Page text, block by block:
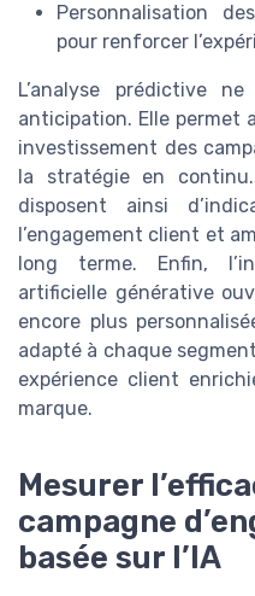
Personnalisation
pour renforcer
L’analyse prédictive
anticipation. Elle permet
investissement des
la stratégie en
disposent ainsi
l’engagement client et
long terme. Enfin,
artificielle générative
encore plus
adapté à chaque
expérience client
marque.
Mesurer
campagne
basée sur l’IA